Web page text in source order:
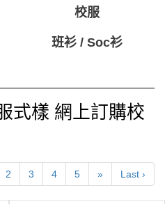
校服
班衫 / Soc衫
式樣 網上訂購校
2 3 4 5 » Last ›